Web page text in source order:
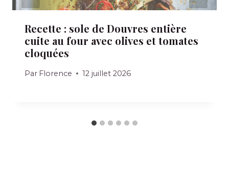
Recette : sole de Douvres entière
cuite au four avec olives et tomates
cloquées
Par Florence 12 juillet 2026